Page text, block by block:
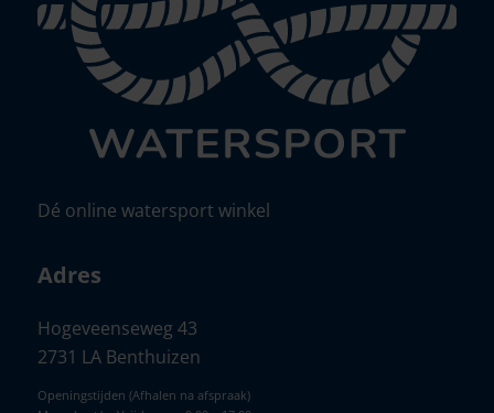
Dé online watersport winkel
Adres
Hogeveenseweg 43
2731 LA Benthuizen
Openingstijden (Afhalen na afspraak)